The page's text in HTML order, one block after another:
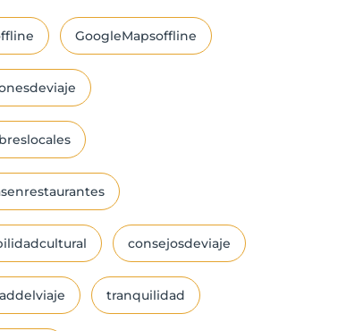
GoogleMapsoffline
consejosdeviaje
tranquilidad